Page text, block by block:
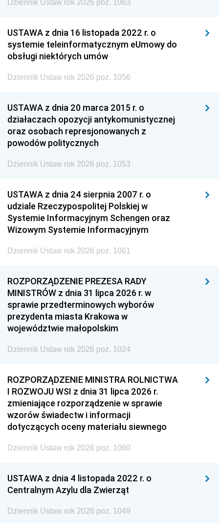
Dziennik Ustaw rok 2026 poz. 1063
USTAWA z dnia 16 listopada 2022 r. o
systemie teleinformatycznym eUmowy do
obsługi niektórych umów
Dziennik Ustaw rok 2026 poz. 1056
USTAWA z dnia 20 marca 2015 r. o
działaczach opozycji antykomunistycznej
oraz osobach represjonowanych z
powodów politycznych
Dziennik Ustaw rok 2026 poz. 1053
USTAWA z dnia 24 sierpnia 2007 r. o
udziale Rzeczypospolitej Polskiej w
Systemie Informacyjnym Schengen oraz
Wizowym Systemie Informacyjnym
Dziennik Ustaw rok 2026 poz. 1061
ROZPORZĄDZENIE PREZESA RADY
MINISTRÓW z dnia 31 lipca 2026 r. w
sprawie przedterminowych wyborów
prezydenta miasta Krakowa w
województwie małopolskim
Dziennik Ustaw rok 2026 poz. 1024
ROZPORZĄDZENIE MINISTRA ROLNICTWA
I ROZWOJU WSI z dnia 31 lipca 2026 r.
zmieniające rozporządzenie w sprawie
wzorów świadectw i informacji
dotyczących oceny materiału siewnego
Dziennik Ustaw rok 2026 poz. 1060
USTAWA z dnia 4 listopada 2022 r. o
Centralnym Azylu dla Zwierząt
Dziennik Ustaw rok 2026 poz. 1049